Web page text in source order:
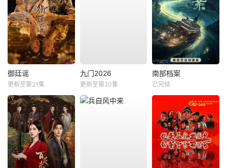
御廷谣
更新至第21集
九门2026
更新至第20集
南部档案
已完结